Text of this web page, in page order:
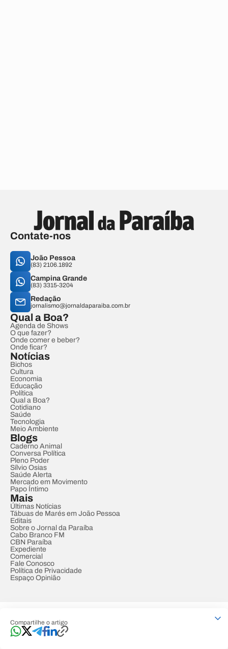
Compartilhe o artigo
Contate-nos
João Pessoa
(83) 2106.1892
Campina Grande
(83) 3315-3204
Redação
jornalismo@jornaldaparaiba.com.br
Qual a Boa?
Agenda de Shows
O que fazer?
Onde comer e beber?
Onde ficar?
Notícias
Bichos
Cultura
Economia
Educação
Política
Qual a Boa?
Cotidiano
Saúde
Tecnologia
Meio Ambiente
Blogs
Caderno Animal
Conversa Política
Pleno Poder
Sílvio Osias
Saúde Alerta
Mercado em Movimento
Papo Íntimo
Mais
Últimas Notícias
Tábuas de Marés em João Pessoa
Editais
Sobre o Jornal da Paraíba
Cabo Branco FM
CBN Paraíba
Expediente
Comercial
Fale Conosco
Política de Privacidade
Espaço Opinião
Developed by Designed by